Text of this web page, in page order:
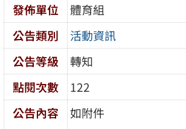
發佈單位
體育組
公告類別
活動資訊
公告等級
轉知
點閱次數
122
公告內容
如附件